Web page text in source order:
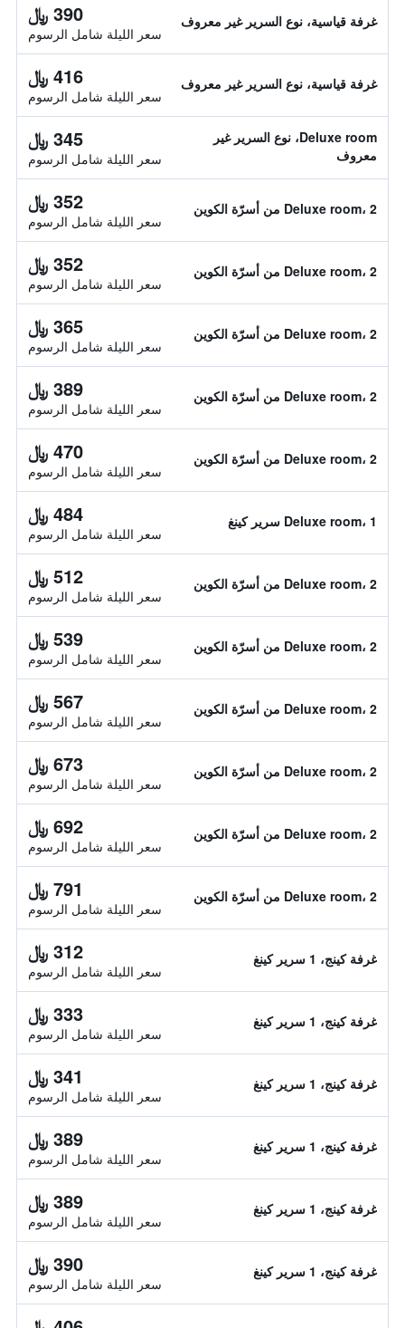
غرفة قياسية، نوع السرير غير معروف 390 ﷼
سعر الليلة شامل الرسوم
غرفة قياسية، نوع السرير غير معروف 416 ﷼
سعر الليلة شامل الرسوم
Deluxe room، نوع السرير غير
معروف
345 ﷼
سعر الليلة شامل الرسوم
Deluxe room، 2 من أسرّة الكوين 352 ﷼
سعر الليلة شامل الرسوم
Deluxe room، 2 من أسرّة الكوين 352 ﷼
سعر الليلة شامل الرسوم
Deluxe room، 2 من أسرّة الكوين 365 ﷼
سعر الليلة شامل الرسوم
Deluxe room، 2 من أسرّة الكوين 389 ﷼
سعر الليلة شامل الرسوم
Deluxe room، 2 من أسرّة الكوين 470 ﷼
سعر الليلة شامل الرسوم
Deluxe room، 1 سرير كينغ 484 ﷼
سعر الليلة شامل الرسوم
Deluxe room، 2 من أسرّة الكوين 512 ﷼
سعر الليلة شامل الرسوم
Deluxe room، 2 من أسرّة الكوين 539 ﷼
سعر الليلة شامل الرسوم
Deluxe room، 2 من أسرّة الكوين 567 ﷼
سعر الليلة شامل الرسوم
Deluxe room، 2 من أسرّة الكوين 673 ﷼
سعر الليلة شامل الرسوم
Deluxe room، 2 من أسرّة الكوين 692 ﷼
سعر الليلة شامل الرسوم
Deluxe room، 2 من أسرّة الكوين 791 ﷼
سعر الليلة شامل الرسوم
غرفة كينج، 1 سرير كينغ 312 ﷼
سعر الليلة شامل الرسوم
غرفة كينج، 1 سرير كينغ 333 ﷼
سعر الليلة شامل الرسوم
غرفة كينج، 1 سرير كينغ 341 ﷼
سعر الليلة شامل الرسوم
غرفة كينج، 1 سرير كينغ 389 ﷼
سعر الليلة شامل الرسوم
غرفة كينج، 1 سرير كينغ 389 ﷼
سعر الليلة شامل الرسوم
غرفة كينج، 1 سرير كينغ 390 ﷼
سعر الليلة شامل الرسوم